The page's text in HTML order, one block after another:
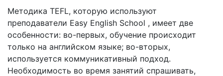
Методика TEFL, которую используют
преподаватели Easy English School , имеет две
особенности: во-первых, обучение происходит
только на английском языке; во-вторых,
используется коммуникативный подход.
Необходимость во время занятий спрашивать,